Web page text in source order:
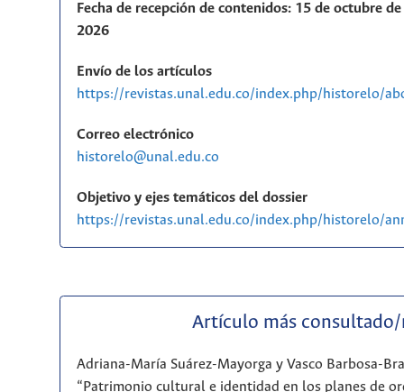
Fecha de recepción de contenidos: 15 de octubre
2026
Envío de los artículos
https://revistas.unal.edu.co/index.php/historelo/
Correo electrónico
historelo@unal.edu.co
Objetivo y ejes temáticos del dossier
https://revistas.unal.edu.co/index.php/historelo/
Artículo más consultado/
Adriana-María Suárez-Mayorga y Vasco Barbosa-
“Patrimonio cultural e identidad en los planes de